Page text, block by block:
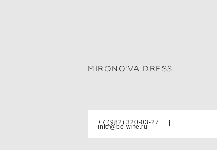
MIRONO'VA DRESS
+7 (982) 320-03-27 |
info@be-wife.ru